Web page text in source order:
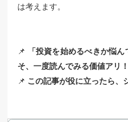
は考えます。
📌
「投資を始めるべきか悩
そ、一度読んでみる価値アリ！
📌 この記事が役に立ったら、